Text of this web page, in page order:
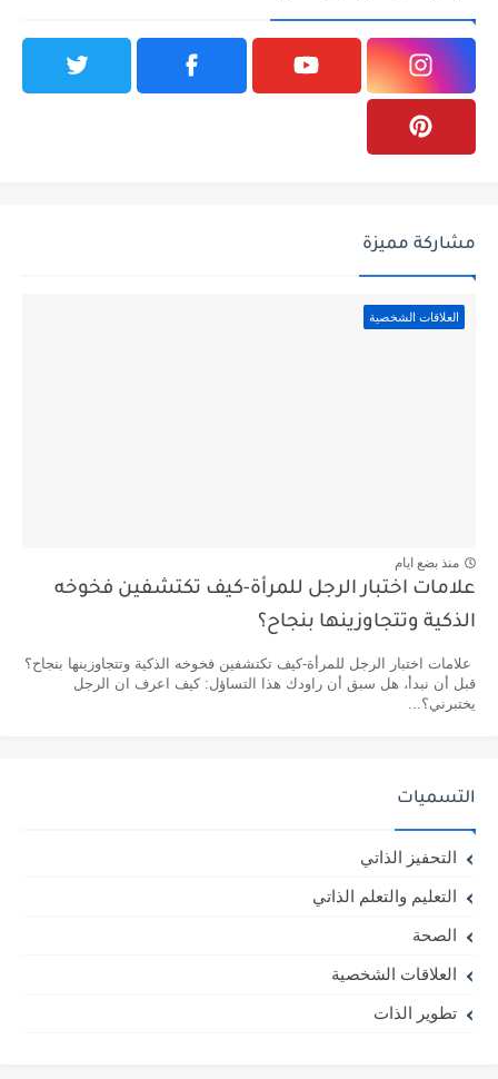
مشاركة مميزة
العلاقات الشخصية
منذ بضع ايام
علامات اختبار الرجل للمرأة-كيف تكتشفين فخوخه
الذكية وتتجاوزينها بنجاح؟
علامات اختبار الرجل للمرأة-كيف تكتشفين فخوخه الذكية وتتجاوزينها بنجاح؟
قبل أن نبدأ، هل سبق أن راودك هذا التساؤل: كيف اعرف ان الرجل
يختبرني؟...
التسميات
التحفيز الذاتي
التعليم والتعلم الذاتي
الصحة
العلاقات الشخصية
تطوير الذات